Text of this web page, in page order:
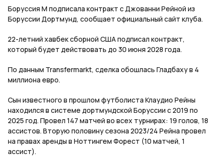
Боруссия М подписала контракт с Джованни Рейной из
Боруссии Дортмунд, сообщает официальный сайт клуба.
22-летний хавбек сборной США подписал контракт,
который будет действовать до 30 июня 2028 года.
По данным Transfermarkt, сделка обошлась Гладбаху в 4
миллиона евро.
Сын известного в прошлом футболиста Клаудио Рейны
находился в системе дортмундской Боруссии с 2019 по
2025 год. Провел 147 матчей во всех турнирах: 19 голов, 18
ассистов. Вторую половину сезона 2023/24 Рейна провел
на правах аренды в Ноттингем Форест (10 матчей, 1
ассист).